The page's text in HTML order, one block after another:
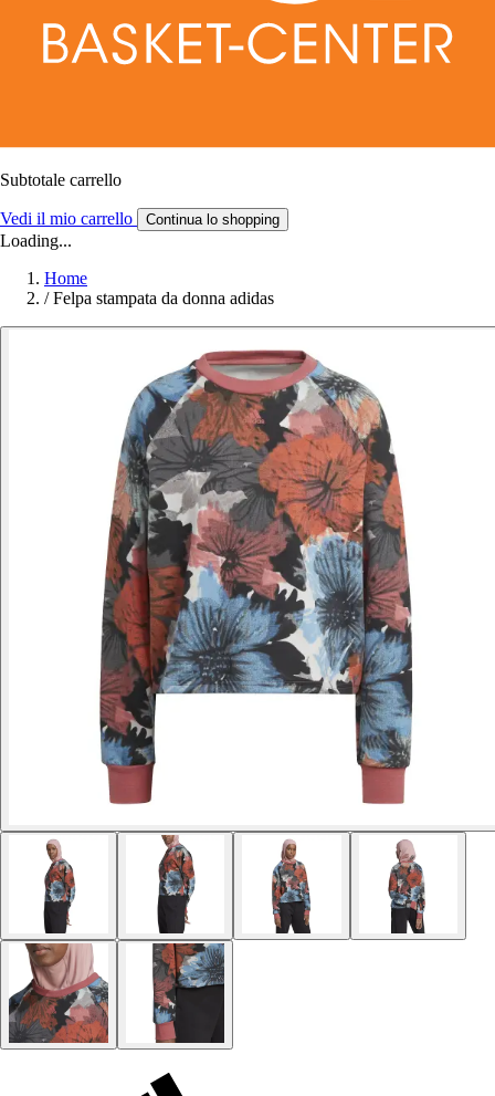
Subtotale carrello
Vedi il mio carrello Continua lo shopping
Loading...
Home
/ Felpa stampata da donna adidas